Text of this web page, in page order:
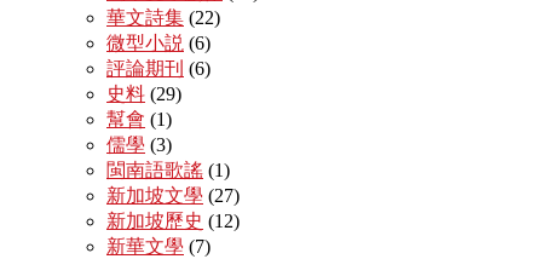
華文詩集 (22)
微型小説 (6)
評論期刊 (6)
史料 (29)
幫會 (1)
儒學 (3)
閩南語歌謠 (1)
新加坡文學 (27)
新加坡歷史 (12)
新華文學 (7)